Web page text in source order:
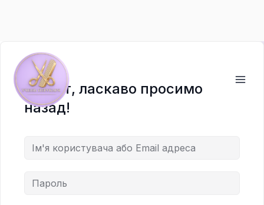
вмісту
Привіт, ласкаво просимо
назад!